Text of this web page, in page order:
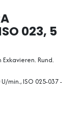
023, 5
Rund.
min., ISO 025-037 -